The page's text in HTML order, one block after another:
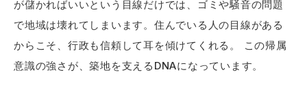
が儲かればいいという目線だけでは、ゴミや騒音の問題
で地域は壊れてしまいます。住んでいる人の目線がある
からこそ、行政も信頼して耳を傾けてくれる。 この帰属
意識の強さが、築地を支えるDNAになっています。